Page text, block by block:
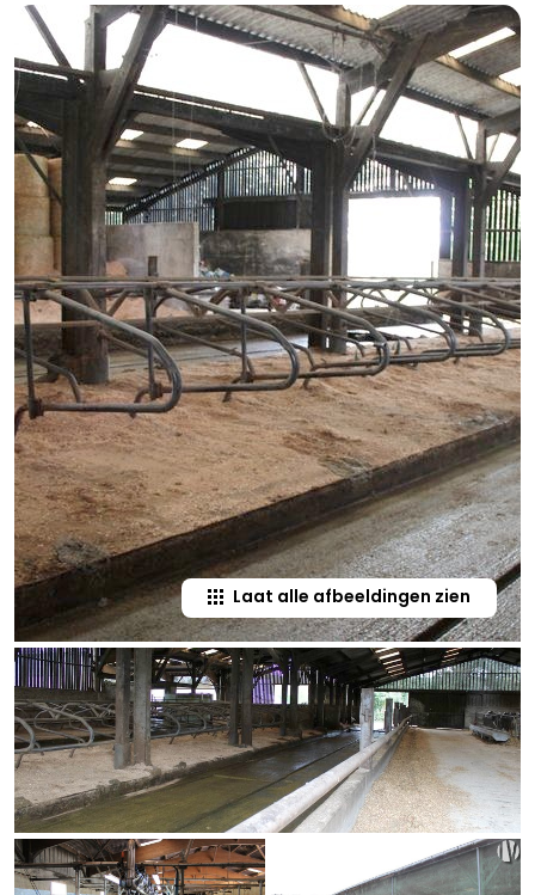
Laat alle afbeeldingen zien